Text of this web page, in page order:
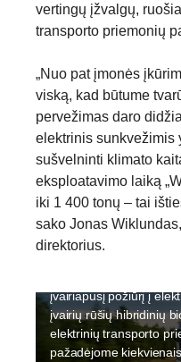
vertingų įžvalgų,
transporto priemonių
„Nuo pat įmonės
viską, kad būtume
pervežimas daro
elektrinis sunkvežimis
sušvelninti klimato
eksploatavimo laiką
iki 1 400 tonų – tai
sako Jonas
direktorius.
Elektrifikacija
Tvarumas yra didelis
įvairiapusį požiūrį į
įvairių rūšių hibridinių
elektrinių transporto
pažadėjome